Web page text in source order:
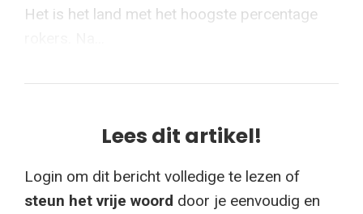
Het is het land met het hoogste percentage
Lees dit artikel!
Login om dit bericht volledige te lezen of
steun het vrije woord door je eenvoudig en